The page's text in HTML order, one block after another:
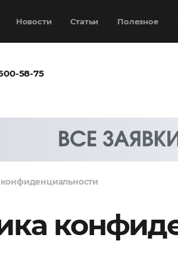
Новости Статьи Полезное
58-75